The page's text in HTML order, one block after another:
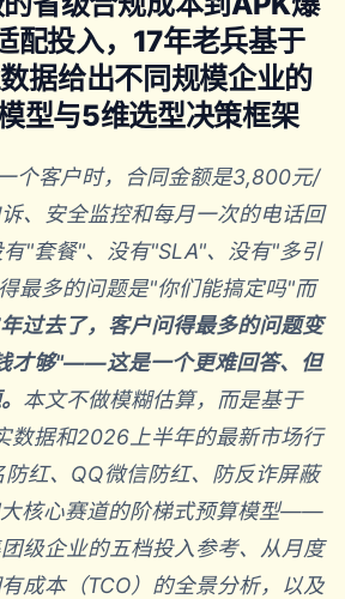
配投入，17年老兵基于
据给出不同规模企业的
型与5维选型决策框架
个客户时，合同金额是3,800元/
、安全监控和每月一次的电话回
"套餐"、没有"SLA"、没有"多引
最多的问题是"你们能搞定吗"而
过去了，客户问得最多的问题变
才够"——这是一个更难回答、但
本文不做模糊估算，而是基于
数据和2026上半年的最新市场行
红、QQ微信防红、防反诈屏蔽
大核心赛道的阶梯式预算模型——
级企业的五档投入参考、从月度
成本（TCO）的全景分析，以及